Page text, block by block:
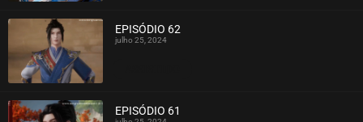
EPISÓDIO 62
julho 25, 2024
EPISÓDIO 61